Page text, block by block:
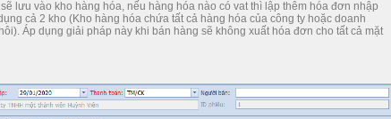
lưu vào kho hàng hóa, nếu hàng hóa nào có vat thì lập thêm hóa đơn nhập
cả 2 kho (Kho hàng hóa chứa tất cả hàng hóa của công ty hoặc doanh
Áp dụng giải pháp này khi bán hàng sẽ không xuất hóa đơn cho tất cả mặt